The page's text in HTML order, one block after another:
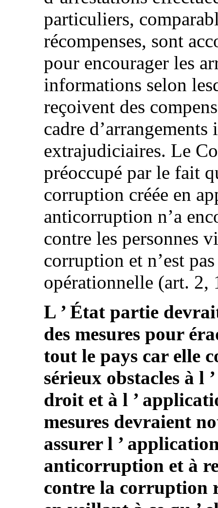
particuliers,
récompenses, sont
pour encourager les
informations selon
reçoivent des
cadre
extrajudiciaires. Le
préoccupé par le fait
corruption créée en
anticorruption n’a
contre les personnes
corruption et n’est
opérationnelle (art. 2,
L ’ État partie
des mesures pour
tout le pays car elle
sérieux obstacles à l
droit et à l ’
mesures devraient
assurer l ’
anticorruption et à
contre la corruption